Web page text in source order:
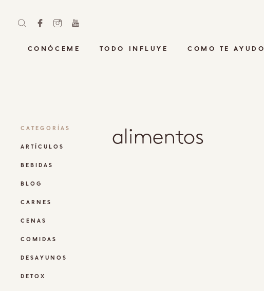
CONÓCEME TODO INFLUYE COMO TE AYUDO
CATEGORÍAS
ARTÍCULOS
BEBIDAS
BLOG
CARNES
CENAS
COMIDAS
DESAYUNOS
DETOX
alimentos